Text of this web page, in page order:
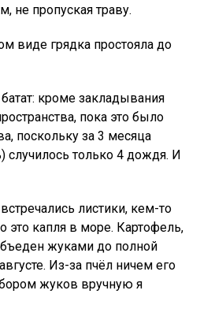
не пропуская траву.
виде грядка простояла до
кроме закладывания
пока это было
поскольку за 3 месяца
случилось только 4 дождя. И
листики, кем-то
это капля в море. Картофель,
жуками до полной
Из-за пчёл ничем его
жуков вручную я